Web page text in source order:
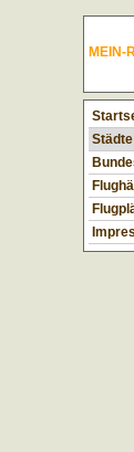
MEIN-
Städte